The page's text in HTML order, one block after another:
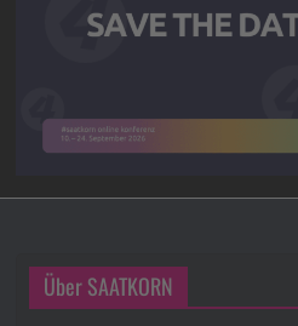
Über SAATKORN